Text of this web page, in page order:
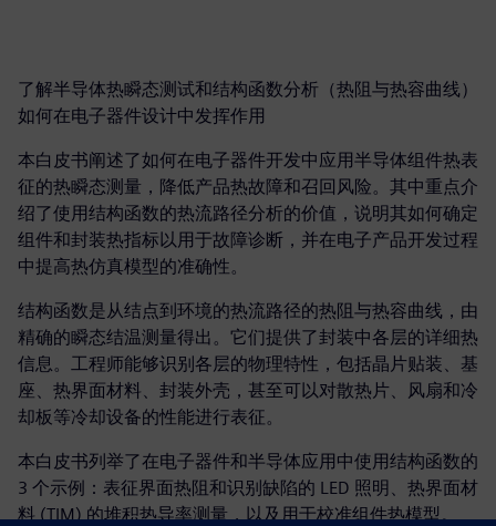
了解半导体热瞬态测试和结构函数分析（热阻与热容曲线）
如何在电子器件设计中发挥作用
本白皮书阐述了如何在电子器件开发中应用半导体组件热表
征的热瞬态测量，降低产品热故障和召回风险。其中重点介
绍了使用结构函数的热流路径分析的价值，说明其如何确定
组件和封装热指标以用于故障诊断，并在电子产品开发过程
中提高热仿真模型的准确性。
结构函数是从结点到环境的热流路径的热阻与热容曲线，由
精确的瞬态结温测量得出。它们提供了封装中各层的详细热
信息。工程师能够识别各层的物理特性，包括晶片贴装、基
座、热界面材料、封装外壳，甚至可以对散热片、风扇和冷
却板等冷却设备的性能进行表征。
本白皮书列举了在电子器件和半导体应用中使用结构函数的
3 个示例：表征界面热阻和识别缺陷的 LED 照明、热界面材
料 (TIM) 的堆积热导率测量，以及用于校准组件热模型。